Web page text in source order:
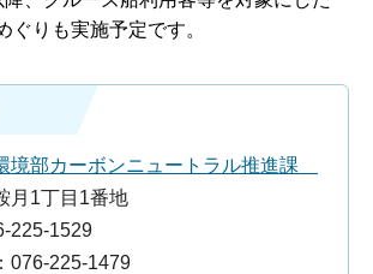
ぐりも実施予定です。
境部カーボンニュートラル推進課
月1丁目1番地
225-1529
076-225-1479